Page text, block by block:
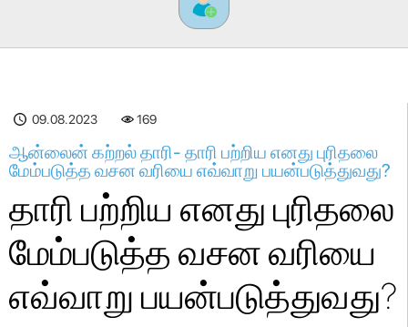
09.08.2023 169
ஆன்லைன் கற்றல் தாரி- தாரி பற்றிய எனது புரிதலை
மேம்படுத்த வசன வரியை எவ்வாறு பயன்படுத்துவது?
தாரி பற்றிய எனது புரிதலை
மேம்படுத்த வசன வரியை
எவ்வாறு பயன்படுத்துவது?